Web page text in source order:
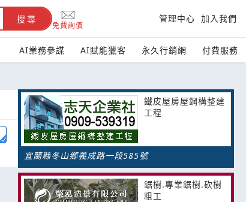
搜尋
免費詢價
管理中心 加入我們
AI業務參謀 AI賦能獵客 永久行銷網 付費服務
鐵皮屋房屋鋼構整建
工程
宜蘭縣冬山鄉義成路一段585號
鋸樹.專業鋸樹.砍樹
粗工